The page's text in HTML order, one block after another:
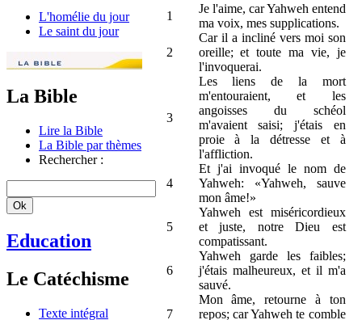
L'homélie du jour
Le saint du jour
La Bible
Lire la Bible
La Bible par thèmes
Rechercher :
Education
Le Catéchisme
Texte intégral
1
Je l'aime, car Yahweh entend
ma voix, mes supplications.
2
Car il a incliné vers moi son
oreille; et toute ma vie, je
l'invoquerai.
3
Les liens de la mort
m'entouraient, et les
angoisses du schéol
m'avaient saisi; j'étais en
proie à la détresse et à
l'affliction.
4
Et j'ai invoqué le nom de
Yahweh: «Yahweh, sauve
mon âme!»
5
Yahweh est miséricordieux
et juste, notre Dieu est
compatissant.
6
Yahweh garde les faibles;
j'étais malheureux, et il m'a
sauvé.
7
Mon âme, retourne à ton
repos; car Yahweh te comble